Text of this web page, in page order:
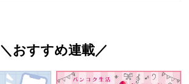
＼おすすめ連載／